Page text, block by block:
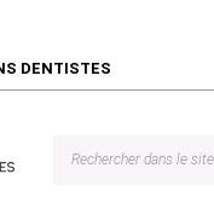
DENTISTES